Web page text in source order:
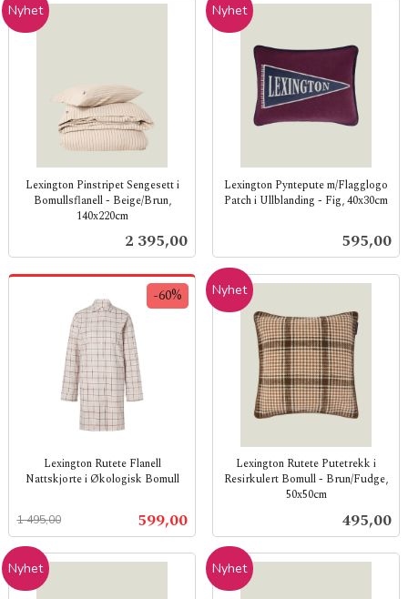
Lexington Pinstripet Sengesett i
Bomullsflanell - Beige/Brun,
140x220cm
Pris
2 395,00
Nyhet
Lexington Pyntepute m/Flagglogo
Patch i Ullblanding - Fig, 40x30cm
Pris
595,00
Nyhet
Lexington Rutete Flanell
Nattskjorte i Økologisk Bomull
Tilbud
599,00
1 495,00
-60%
Lexington Rutete Putetrekk i
Resirkulert Bomull - Brun/Fudge,
50x50cm
Pris
495,00
Nyhet
Nyhet Nyhet